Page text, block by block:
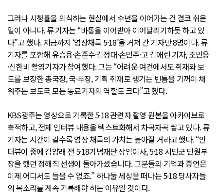
그러나 시청률을 의식하는 현실에서 수년을 이어가는 건 결코 쉬운
일이 아니다. 류 기자는 “바통을 이어받아 이어달리기하듯 하고 있
다”고 했다. 지금까지 ‘영상채록 5·18’을 거쳐 간 기자만 8명이다. 류
기자를 포함해 유승용·손준수·김정대·손민주·고 김애린 기자, 조민웅
·신한비 촬영기자가 참여했다. 그는 “어려운 여건에서도 취재와 보
도를 보장한 총국장, 국·부장, 기획 취재로 생기는 빈틈을 기꺼이 채
워주는 보도국 모든 동료기자의 역할도 크다”고 했다.
KBS광주는 영상으로 기록한 5·18 관련자 촬영 원본을 아카이브로
축적하고, 전체 인터뷰 내용을 텍스트화해서 차곡차곡 쌓고 있다. 류
기자는 시간이 갈수록 영상 채록의 가치는 높아질 거라고 했다. “인
터뷰이 중에 김양래 전 5·18기념재단 상임이사, 5·18 시민군 민원부
장을 했던 정해직 선생이 돌아가셨습니다. 그분들의 기억과 증언은
이제 어디서도 들을 수 없죠.” 하나둘 세상을 떠나는 5·18 당사자들
의 목소리를 계속 기록해야 하는 이유일 것이다.